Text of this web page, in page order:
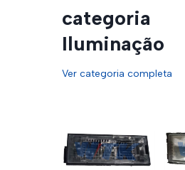
categoria
Iluminação
Ver categoria completa